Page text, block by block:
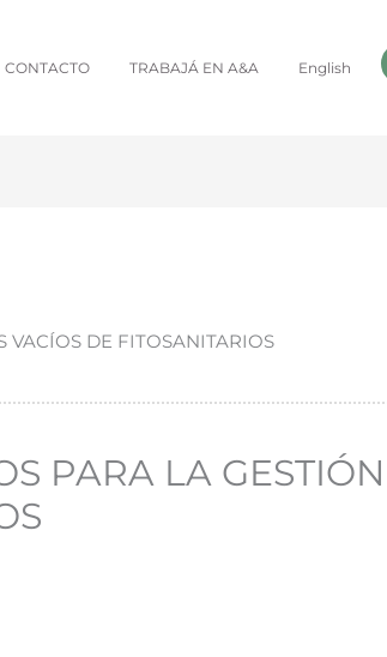
CONTACTO TRABAJÁ EN A&A English
VACÍOS DE FITOSANITARIOS
PARA LA GESTIÓN